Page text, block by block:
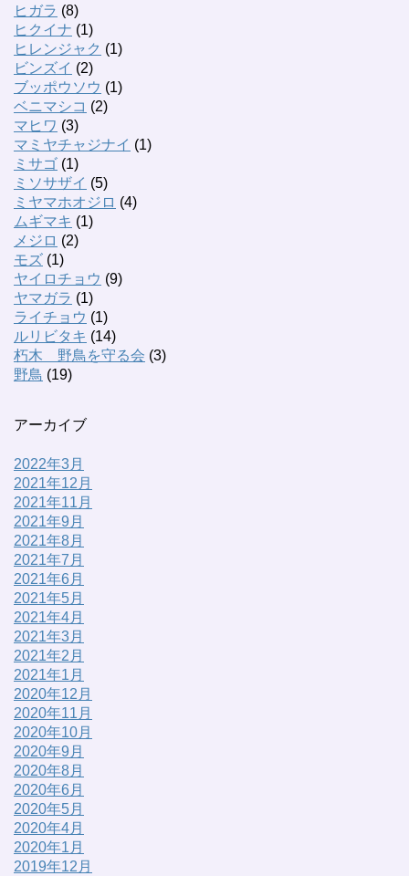
ヒガラ (8)
ヒクイナ (1)
ヒレンジャク (1)
ビンズイ (2)
ブッポウソウ (1)
ベニマシコ (2)
マヒワ (3)
マミヤチャジナイ (1)
ミサゴ (1)
ミソサザイ (5)
ミヤマホオジロ (4)
ムギマキ (1)
メジロ (2)
モズ (1)
ヤイロチョウ (9)
ヤマガラ (1)
ライチョウ (1)
ルリビタキ (14)
朽木 野鳥を守る会 (3)
野鳥 (19)
アーカイブ
2022年3月
2021年12月
2021年11月
2021年9月
2021年8月
2021年7月
2021年6月
2021年5月
2021年4月
2021年3月
2021年2月
2021年1月
2020年12月
2020年11月
2020年10月
2020年9月
2020年8月
2020年6月
2020年5月
2020年4月
2020年1月
2019年12月